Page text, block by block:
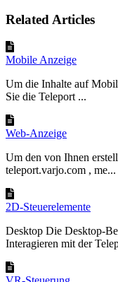
Related Articles
Mobile Anzeige
Um die Inhalte auf
Sie die Teleport ...
Web-Anzeige
Um den von Ihnen
teleport.varjo.com , me...
2D-Steuerelemente
Desktop Die Desktop-
Interagieren mit der